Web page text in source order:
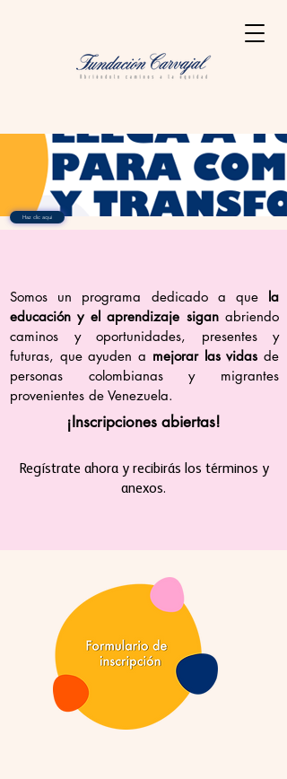
Haz clic aquí
Somos un programa dedicado a que la
educación y el aprendizaje siganabriendo
caminos y oportunidades, presentes y
futuras, que ayuden a mejorar las vidas de
personas colombianas y migrantes
provenientes de Venezuela.
¡Inscripciones abiertas!
Regístrate ahora y recibirás los términos y
anexos.